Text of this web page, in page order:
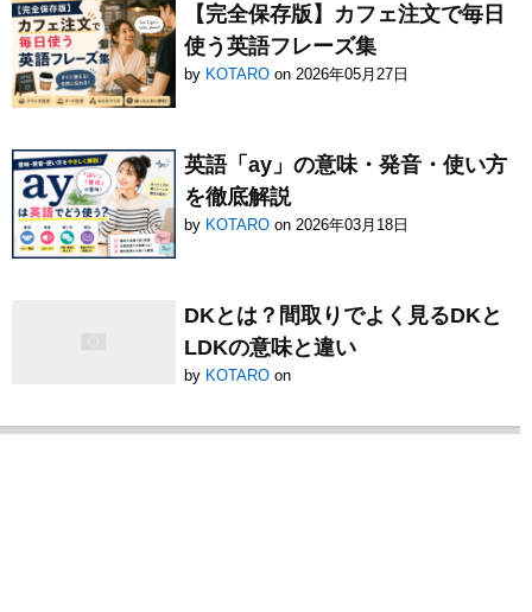
【完全保存版】カフェ注文で毎日
使う英語フレーズ集
by KOTARO on 2026年05月27日
英語「ay」の意味・発音・使い方
を徹底解説
by KOTARO on 2026年03月18日
DKとは？間取りでよく見るDKと
LDKの意味と違い
by KOTARO on